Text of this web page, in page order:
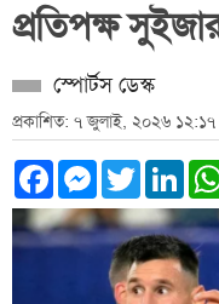
প্রতিপক্ষ
স্পোর্টস ডেস্ক
প্রকাশিত: ৭ জুলাই, ২০২৬ ১২:১৭
Facebook
Messenger
Twitter